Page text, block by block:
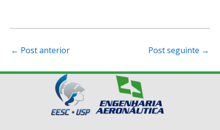
Post
navigation
← Post anterior Post seguinte →